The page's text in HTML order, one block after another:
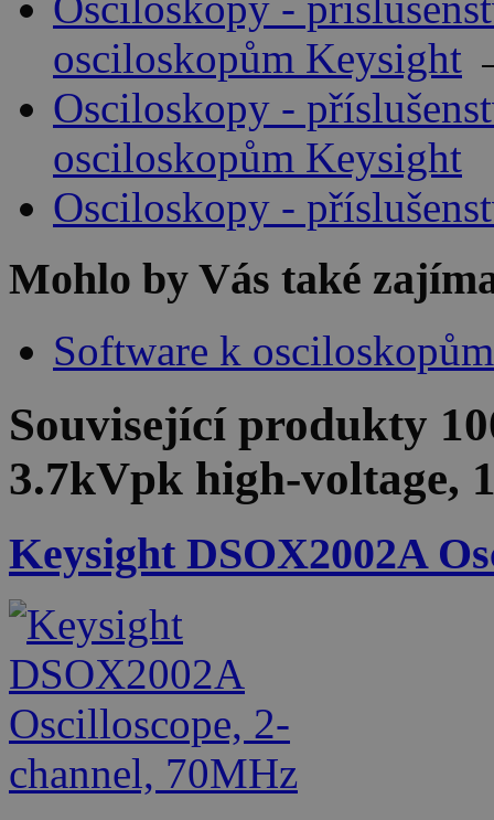
osciloskopům Keysight
Osciloskopy -
osciloskopům Keysight
Osciloskopy -
Mohlo by Vás také
Software k
Související produkty
3.7kVpk high-voltage,
Keysight DSOX2002A